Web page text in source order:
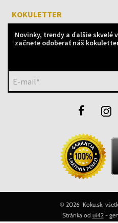
KOKULETTER
Novinky, trendy a ďalšie skvelé
začnete odoberať náš
E-mail*
© 2026 Koku.sk,
Stránka od ui42-